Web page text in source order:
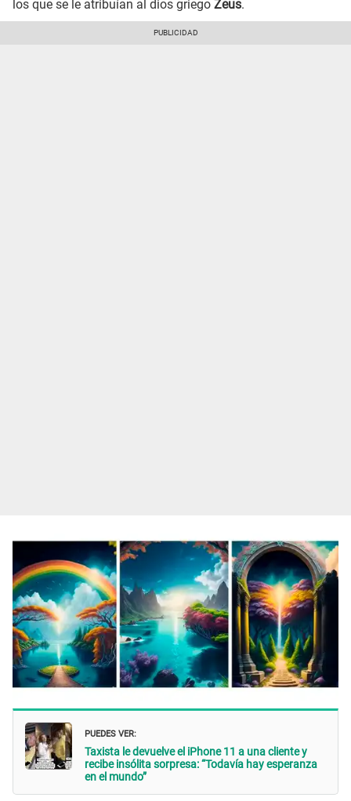
los que se le atribuían al dios griego Zeus.
PUEDES VER:
Taxista le devuelve el iPhone 11 a una cliente y
recibe insólita sorpresa: “Todavía hay esperanza
en el mundo”